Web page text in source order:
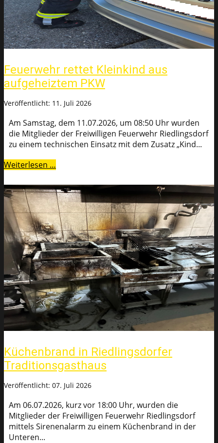
Feuerwehr rettet Kleinkind aus
aufgeheiztem PKW
Veröffentlicht: 11. Juli 2026
Am Samstag, dem 11.07.2026, um 08:50 Uhr wurden
die Mitglieder der Freiwilligen Feuerwehr Riedlingsdorf
zu einem technischen Einsatz mit dem Zusatz „Kind...
Weiterlesen …
Küchenbrand in Riedlingsdorfer
Traditionsgasthaus
Veröffentlicht: 07. Juli 2026
Am 06.07.2026, kurz vor 18:00 Uhr, wurden die
Mitglieder der Freiwilligen Feuerwehr Riedlingsdorf
mittels Sirenenalarm zu einem Küchenbrand in der
Unteren...